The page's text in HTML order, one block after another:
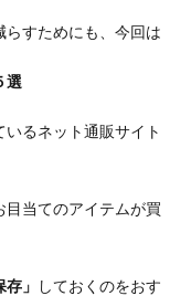
すためにも、今回は
選
るネット通販サイト
目当てのアイテムが買
存」 しておくのをおす